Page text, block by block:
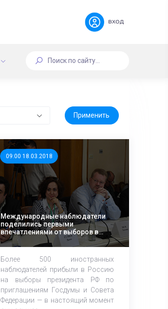
вход
09:00 18.03.2018
Международные наблюдатели
поделились первыми
впечатлениями от выборов в
России
Более 500 иностранных
наблюдателей прибыли в Россию
на выборы президента РФ по
приглашениям Госдумы и Совета
Федерации — в настоящий момент